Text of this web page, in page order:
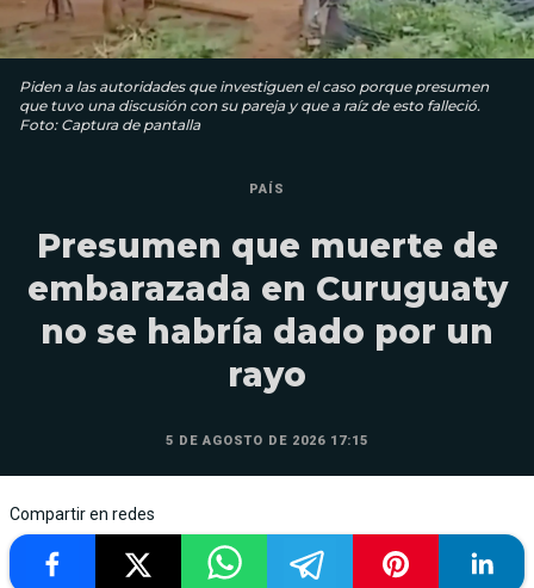
Piden a las autoridades que investiguen el caso porque presumen
que tuvo una discusión con su pareja y que a raíz de esto falleció.
Foto: Captura de pantalla
PAÍS
Presumen que muerte de
embarazada en Curuguaty
no se habría dado por un
rayo
5 DE AGOSTO DE 2026 17:15
Compartir en redes